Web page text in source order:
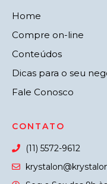
Home
Compre on-line
Conteúdos
Dicas para o seu
Fale Conosco
CONTATO
(11) 5572-9612